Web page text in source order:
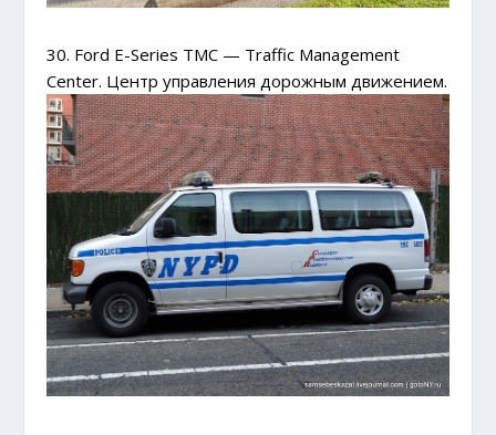
30. Ford E-Series TMC — Traffic Management
Center. Центр управления дорожным движением.